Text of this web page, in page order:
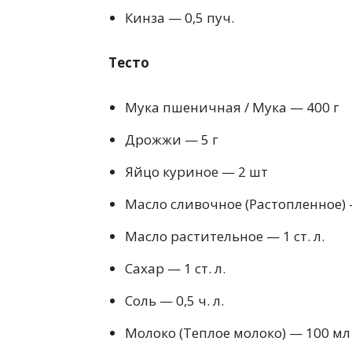
Кинза — 0,5 пуч.
Тесто
Мука пшеничная / Мука — 400 г
Дрожжи — 5 г
Яйцо куриное — 2 шт
Масло сливочное (Растопленное)
Масло растительное — 1 ст. л.
Сахар — 1 ст. л.
Соль — 0,5 ч. л.
Молоко (Теплое молоко) — 100 мл